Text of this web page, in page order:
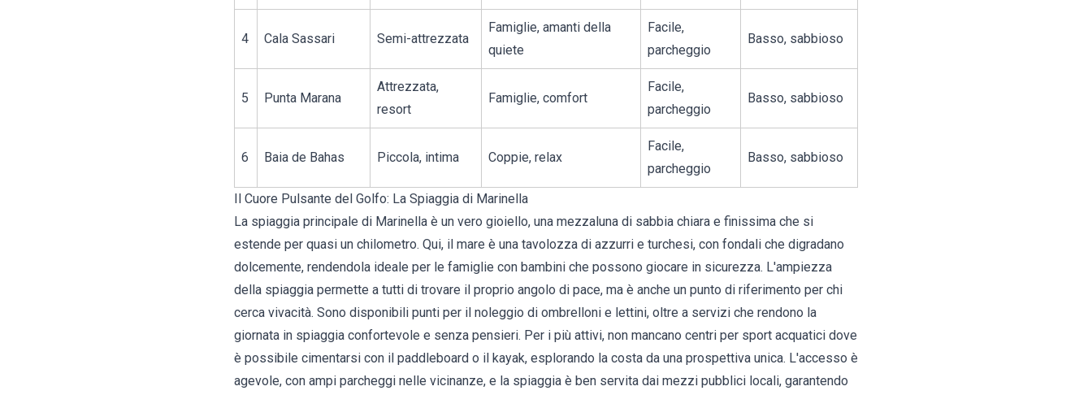
4 Cala Sassari Semi-attrezzata
Famiglie, amanti della
quiete
Facile,
parcheggio
Basso, sabbioso
5 Punta Marana
Attrezzata,
resort
Famiglie, comfort
Facile,
parcheggio
Basso, sabbioso
6 Baia de Bahas Piccola, intima Coppie, relax
Facile,
parcheggio
Basso, sabbioso
Il Cuore Pulsante del Golfo: La Spiaggia di Marinella
La spiaggia principale di Marinella è un vero gioiello, una mezzaluna di sabbia chiara e finissima che si
estende per quasi un chilometro. Qui, il mare è una tavolozza di azzurri e turchesi, con fondali che digradano
dolcemente, rendendola ideale per le famiglie con bambini che possono giocare in sicurezza. L'ampiezza
della spiaggia permette a tutti di trovare il proprio angolo di pace, ma è anche un punto di riferimento per chi
cerca vivacità. Sono disponibili punti per il noleggio di ombrelloni e lettini, oltre a servizi che rendono la
giornata in spiaggia confortevole e senza pensieri. Per i più attivi, non mancano centri per sport acquatici dove
è possibile cimentarsi con il paddleboard o il kayak, esplorando la costa da una prospettiva unica. L'accesso è
agevole, con ampi parcheggi nelle vicinanze, e la spiaggia è ben servita dai mezzi pubblici locali, garantendo